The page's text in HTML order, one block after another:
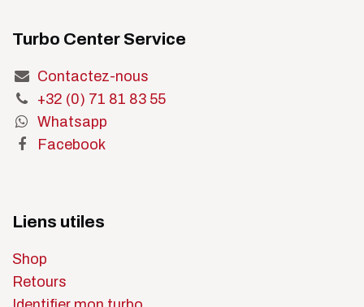
Turbo Center Service
Contactez-nous
+32 (0) 71 81 83 55
Whatsapp
Facebook
Liens utiles
Shop
Retours